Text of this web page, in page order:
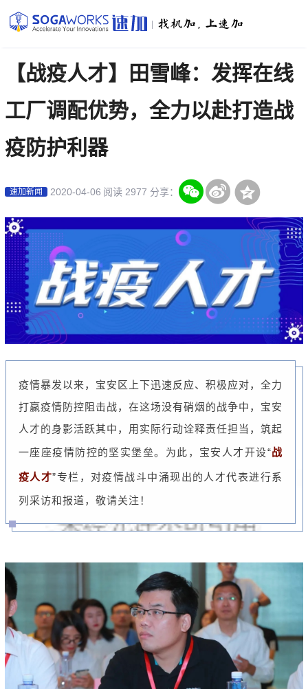
【战疫人才】田雪峰：发挥在线
工厂调配优势，全力以赴打造战
疫防护利器
速加新闻 2020-04-06 阅读 2977 分享：
疫情暴发以来，宝安区上下迅速反应、积极应对，全力
打赢疫情防控阻击战，在这场没有硝烟的战争中，宝安
人才的身影活跃其中，用实际行动诠释责任担当，筑起
一座座疫情防控的坚实堡垒。为此，宝安人才开设“战
疫人才”专栏，对疫情战斗中涌现出的人才代表进行系
列采访和报道，敬请关注！